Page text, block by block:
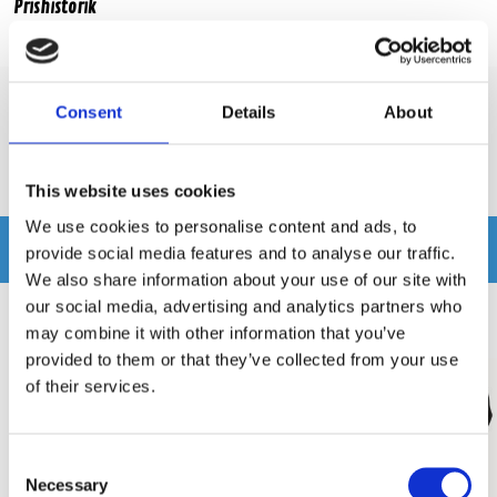
Consent Details About
This website uses cookies
We use cookies to personalise content and ads, to
provide social media features and to analyse our traffic.
We also share information about your use of our site with
our social media, advertising and analytics partners who
may combine it with other information that you’ve
provided to them or that they’ve collected from your use
of their services.
Selection
Necessary
Prishistorik
Lägsta pris de senaste 30 dagarna är 2499 kr
Recensioner
Produkten har inga recensioner
Relaterade produkter